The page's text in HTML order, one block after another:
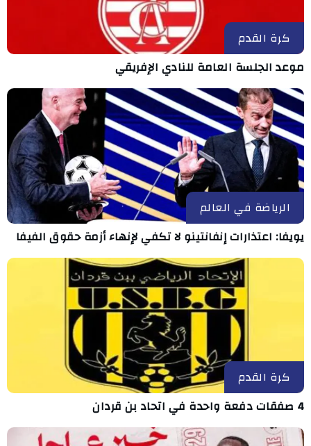
كرة القدم
موعد الجلسة العامة للنادي الإفريقي
الرياضة في العالم
يويفا: اعتذارات إنفانتينو لا تكفي لإنهاء أزمة حقوق الفيفا
كرة القدم
4 صفقات دفعة واحدة في اتحاد بن قردان